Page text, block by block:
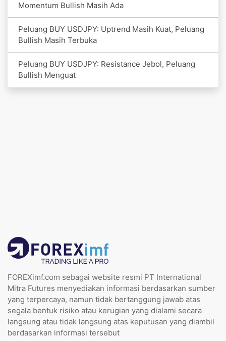
Momentum Bullish Masih Ada
Peluang BUY USDJPY: Uptrend Masih Kuat, Peluang
Bullish Masih Terbuka
Peluang BUY USDJPY: Resistance Jebol, Peluang
Bullish Menguat
FOREXimf.com sebagai website resmi PT International
Mitra Futures menyediakan informasi berdasarkan sumber
yang terpercaya, namun tidak bertanggung jawab atas
segala bentuk risiko atau kerugian yang dialami secara
langsung atau tidak langsung atas keputusan yang diambil
berdasarkan informasi tersebut